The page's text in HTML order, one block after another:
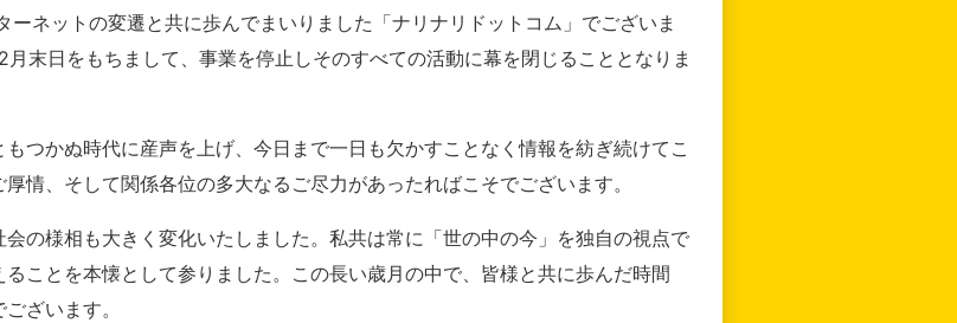
ネットの変遷と共に歩んでまいりました「ナリナリドットコム」でございま
末日をもちまして、事業を停止しそのすべての活動に幕を閉じることとなりま
つかぬ時代に産声を上げ、今日まで一日も欠かすことなく情報を紡ぎ続けてこ
情、そして関係各位の多大なるご尽力があったればこそでございます。
の様相も大きく変化いたしました。私共は常に「世の中の今」を独自の視点で
ことを本懐として参りました。この長い歳月の中で、皆様と共に歩んだ時間
ざいます。